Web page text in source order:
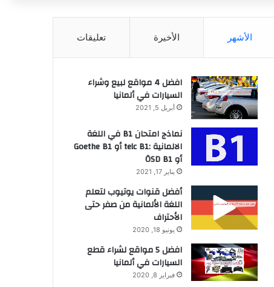
الأشهر الأخيرة تعليقات
افضل 4 مواقع لبيع وشراء
السيارات في ألمانيا
أبريل 5, 2021
نماذج امتحان B1 في اللغة
الالمانية :telc B1 أو Goethe B1
أو ÖSD B1
يناير 17, 2021
أفضل قنوات يوتيوب لتعلم
اللغة الألمانية من صفر حتى
الأحتراف
يونيو 18, 2020
افضل 5 مواقع لشراء قطع
السيارات في ألمانيا
فبراير 8, 2020